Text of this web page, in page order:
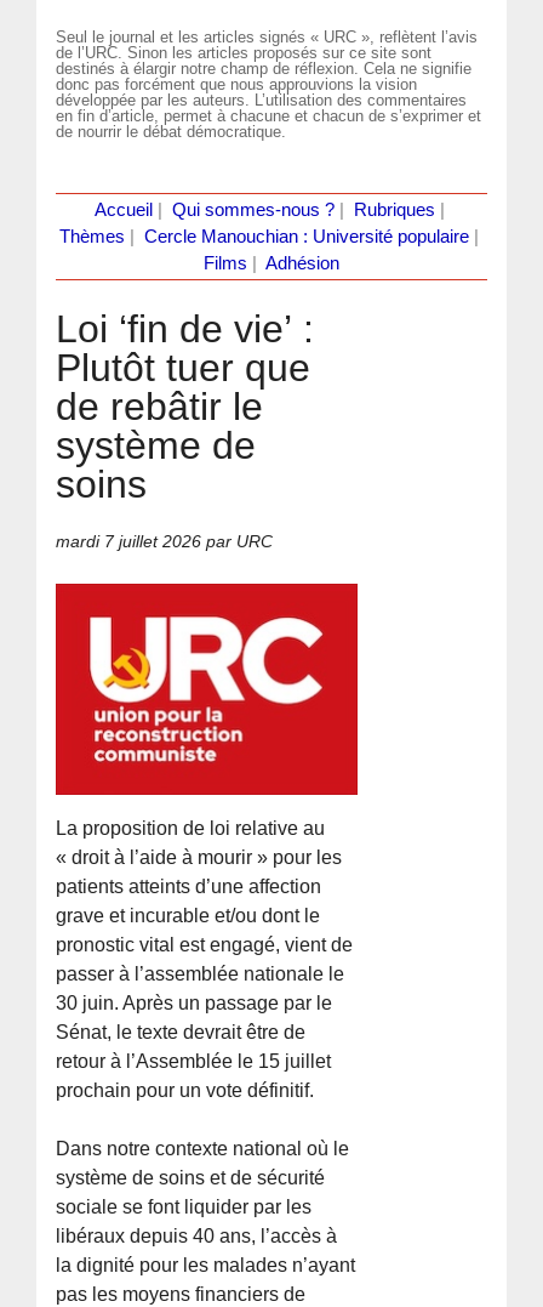
Seul le journal et les articles signés « URC », reflètent l’avis
de l’URC. Sinon les articles proposés sur ce site sont
destinés à élargir notre champ de réflexion. Cela ne signifie
donc pas forcément que nous approuvions la vision
développée par les auteurs. L’utilisation des commentaires
en fin d’article, permet à chacune et chacun de s’exprimer et
de nourrir le débat démocratique.
Accueil Qui sommes-nous ?| Rubriques
Thèmes
Cercle Manouchian : Université populaire
Films
Adhésion
Loi ‘fin de vie’ :
Plutôt tuer que
de rebâtir le
système de
soins
mardi 7 juillet 2026 par URC
La proposition de loi relative au
« droit à l’aide à mourir » pour les
patients atteints d’une affection
grave et incurable et/ou dont le
pronostic vital est engagé, vient de
passer à l’assemblée nationale le
30 juin. Après un passage par le
Sénat, le texte devrait être de
retour à l’Assemblée le 15 juillet
prochain pour un vote définitif.
Dans notre contexte national où le
système de soins et de sécurité
sociale se font liquider par les
libéraux depuis 40 ans, l’accès à
la dignité pour les malades n’ayant
pas les moyens financiers de